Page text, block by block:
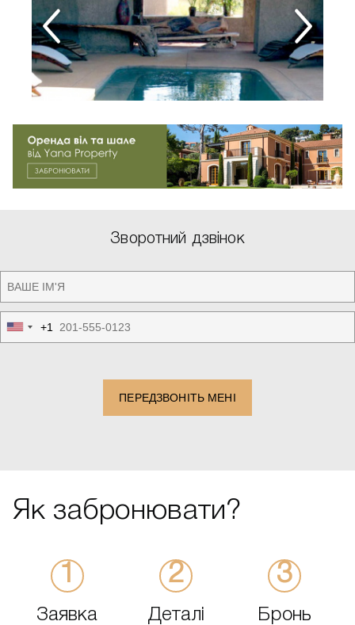
Зворотний дзвінок
United
States
+1
ПЕРЕДЗВОНІТЬ МЕНІ
Як забронювати?
Заявка Деталі Бронь